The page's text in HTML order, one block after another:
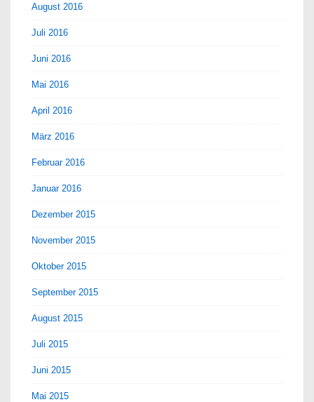
August 2016
Juli 2016
Juni 2016
Mai 2016
April 2016
März 2016
Februar 2016
Januar 2016
Dezember 2015
November 2015
Oktober 2015
September 2015
August 2015
Juli 2015
Juni 2015
Mai 2015